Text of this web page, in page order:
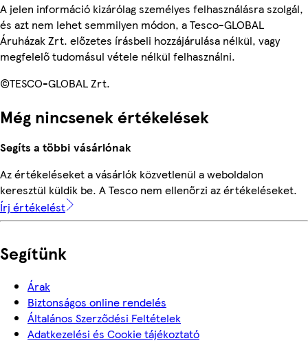
A jelen információ kizárólag személyes felhasználásra szolgál,
és azt nem lehet semmilyen módon, a Tesco-GLOBAL
Áruházak Zrt. előzetes írásbeli hozzájárulása nélkül, vagy
megfelelő tudomásul vétele nélkül felhasználni.
©TESCO-GLOBAL Zrt.
Még nincsenek értékelések
Segíts a többi vásárlónak
Az értékeléseket a vásárlók közvetlenül a weboldalon
keresztül küldik be. A Tesco nem ellenőrzi az értékeléseket.
Írj értékelést
Segítünk
Árak
Biztonságos online rendelés
Általános Szerződési Feltételek
Adatkezelési és Cookie tájékoztató